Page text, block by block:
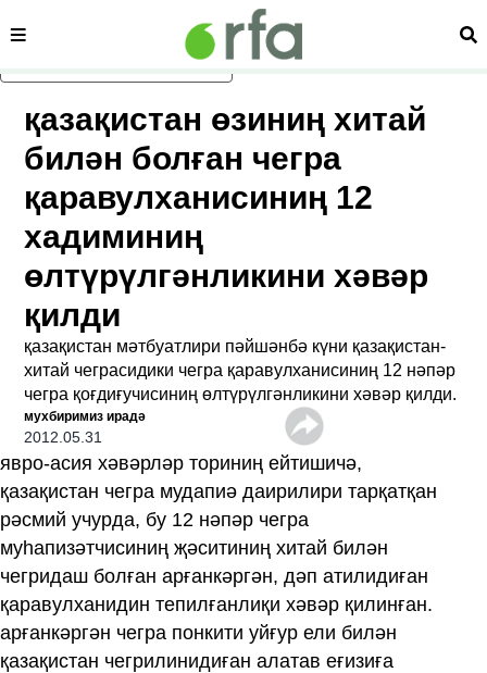
асаслиқ мәзмунға атлаң
сәһипә
қазақистан өзиниң хитай
билән болған чегра
қаравулханисиниң 12
хадиминиң
өлтүрүлгәнликини хәвәр
қилди
қазақистан мәтбуатлири пәйшәнбә күни қазақистан-
хитай чеграсидики чегра қаравулханисиниң 12 нәпәр
чегра қоғдиғучисиниң өлтүрүлгәнликини хәвәр қилди.
мухбиримиз ирадә
2012.05.31
явро-асия хәвәрләр ториниң ейтишичә,
қазақистан чегра мудапиә даирилири тарқатқан
рәсмий учурда, бу 12 нәпәр чегра
муһапизәтчисиниң җәситиниң хитай билән
чегридаш болған арғанкәргән, дәп атилидиған
қаравулханидин тепилғанлиқи хәвәр қилинған.
арғанкәргән чегра понкити уйғур ели билән
қазақистан чегрилинидиған алатав еғизиға